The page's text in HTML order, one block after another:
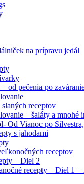
na prípravu jedál
od pečenia po
receptov
– šaláty a mnohé
Od Vianoc po
s jahodami
receptov
– Diel 2
recepty – Diel 1 +